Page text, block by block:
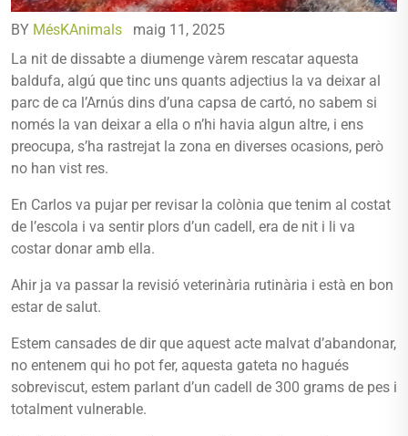
BY MésKAnimals
maig 11, 2025
La nit de dissabte a diumenge vàrem rescatar aquesta
baldufa, algú que tinc uns quants adjectius la va deixar al
parc de ca l’Arnús dins d’una capsa de cartó, no sabem si
només la van deixar a ella o n’hi havia algun altre, i ens
preocupa, s’ha rastrejat la zona en diverses ocasions, però
no han vist res.
En Carlos va pujar per revisar la colònia que tenim al costat
de l’escola i va sentir plors d’un cadell, era de nit i li va
costar donar amb ella.
Ahir ja va passar la revisió veterinària rutinària i està en bon
estar de salut.
Estem cansades de dir que aquest acte malvat d’abandonar,
no entenem qui ho pot fer, aquesta gateta no hagués
sobreviscut, estem parlant d’un cadell de 300 grams de pes i
totalment vulnerable.